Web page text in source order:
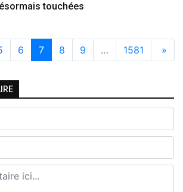
touchées
6 7 8 9 … 1581 »